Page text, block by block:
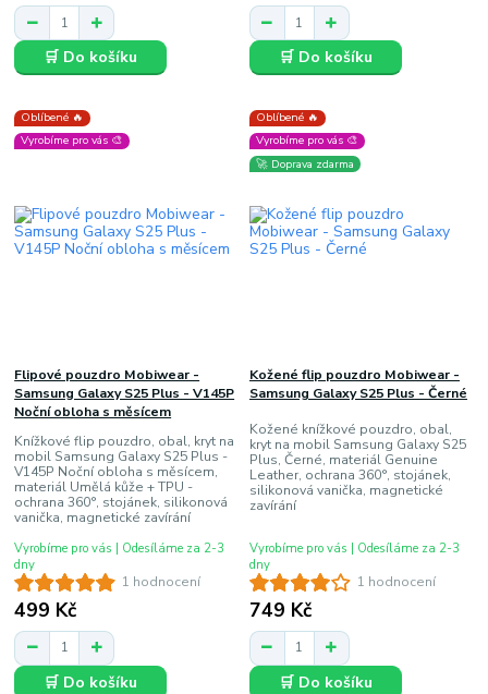
🛒 Do košíku 🛒 Do košíku
Oblíbené 🔥
Vyrobíme pro vás 🎨
1 hodnocení
Flipové pouzdro Mobiwear -
Samsung Galaxy S25 Plus - V145P
Noční obloha s měsícem
Knížkové flip pouzdro, obal, kryt na
mobil Samsung Galaxy S25 Plus -
V145P Noční obloha s měsícem,
materiál Umělá kůže + TPU -
ochrana 360°, stojánek, silikonová
vanička, magnetické zavírání
499 Kč
Vyrobíme pro vás | Odesíláme za 2-3
dny
🛒 Do košíku
Oblíbené 🔥
Vyrobíme pro vás 🎨
🚀 Doprava zdarma
1 hodnocení
Kožené flip pouzdro Mobiwear -
Samsung Galaxy S25 Plus - Černé
Kožené knížkové pouzdro, obal,
kryt na mobil Samsung Galaxy S25
Plus, Černé, materiál Genuine
Leather, ochrana 360°, stojánek,
silikonová vanička, magnetické
zavírání
749 Kč
Vyrobíme pro vás | Odesíláme za 2-3
dny
🛒 Do košíku